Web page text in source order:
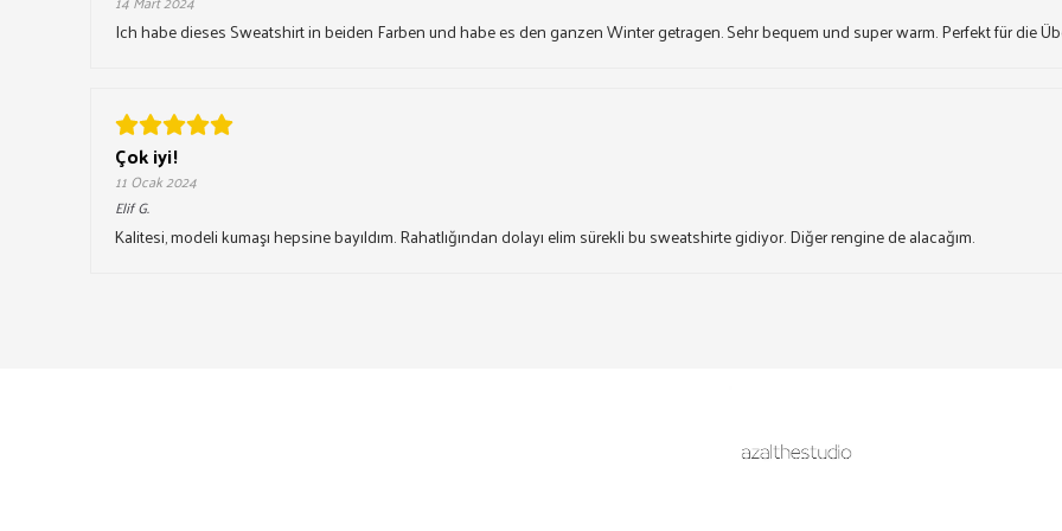
Ich habe dieses Sweatshirt in beiden Farben und habe es den ganzen Winter getragen. Sehr bequem und super warm. Perfekt für die
Çok iyi!
11 Ocak 2024
ElifG.
Kalitesi, modeli kumaşı hepsine bayıldım. Rahatlığından dolayı elim sürekli bu sweatshirte gidiyor. Diğer rengine de alacağım.